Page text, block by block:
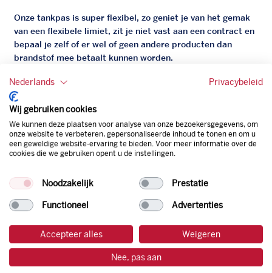
Onze tankpas is super flexibel, zo geniet je van het gemak
van een flexibele limiet, zit je niet vast aan een contract en
bepaal je zelf of er wel of geen andere producten dan
brandstof mee betaalt kunnen worden.
korting. Mocht de pompprijs toch lager zijn dan betaal je
natuurlijk de prijs aan de pomp. Zo ben je altijd verzekerd
van de laagste prijs.
tankpas aanvragen
laadpas aanvragen
Nederlands Privacybeleid
Wij gebruiken cookies
We kunnen deze plaatsen voor analyse van onze bezoekersgegevens, om
onze website te verbeteren, gepersonaliseerde inhoud te tonen en om u
een geweldige website-ervaring te bieden. Voor meer informatie over de
cookies die we gebruiken opent u de instellingen.
Noodzakelijk Prestatie
Functioneel Advertenties
Accepteer alles Weigeren
Nee, pas aan